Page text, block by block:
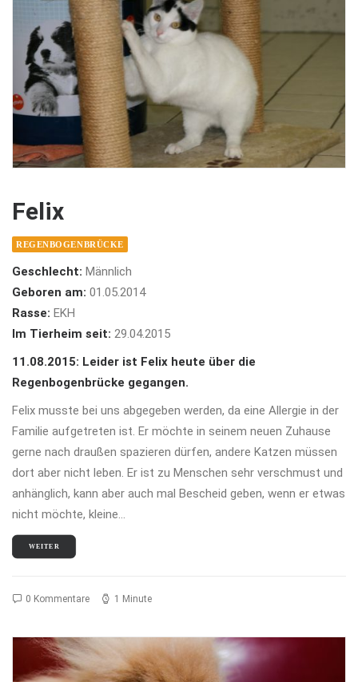
Felix
REGENBOGENBRÜCKE
Geschlecht: Männlich
Geboren am: 01.05.2014
Rasse: EKH
Im Tierheim seit: 29.04.2015
11.08.2015: Leider ist Felix heute über die
Regenbogenbrücke gegangen.
Felix musste bei uns abgegeben werden, da eine Allergie in der
Familie aufgetreten ist. Er möchte in seinem neuen Zuhause
gerne nach draußen spazieren dürfen, andere Katzen müssen
dort aber nicht leben. Er ist zu Menschen sehr verschmust und
anhänglich, kann aber auch mal Bescheid geben, wenn er etwas
nicht möchte, kleine…
WEITER
0 Kommentare 1 Minute